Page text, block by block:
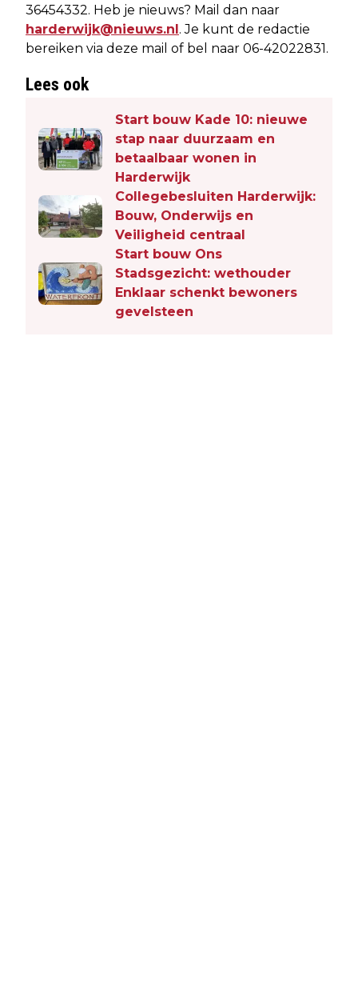
36454332. Heb je nieuws? Mail dan naar
harderwijk@nieuws.nl . Je kunt de redactie
bereiken via deze mail of bel naar 06-42022831.
Lees ook
Start bouw Kade 10: nieuwe
stap naar duurzaam en
betaalbaar wonen in
Harderwijk
Collegebesluiten Harderwijk:
Bouw, Onderwijs en
Veiligheid centraal
Start bouw Ons
Stadsgezicht: wethouder
Enklaar schenkt bewoners
gevelsteen